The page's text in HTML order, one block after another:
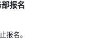
报名
报名。